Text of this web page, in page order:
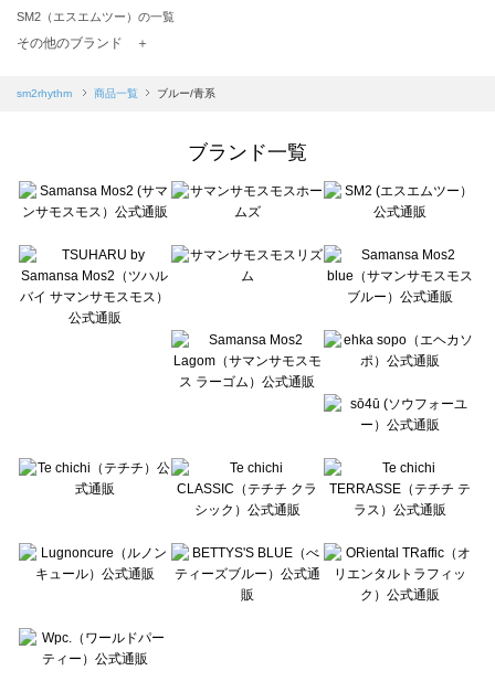
SM2（エスエムツー）の一覧
TSUHARU by Samansa Mos2（ツハルバイサマンサモスモス）の一覧
Samansa Mos2 blue（サマンサモスモス ブルー）の一覧
Te chichi（テチチ）の一覧
Te chichi CLASSIC（テチチ クラシック）の一覧
Lugnoncure（ルノンキュール）の一覧
BETTY'S BLUE（べティーズブルー）の一覧
Wpc.（ワールドパーティー）の一覧
その他のブランド ＋
sm2rhythm 商品一覧 ブルー/青系
ブランド一覧